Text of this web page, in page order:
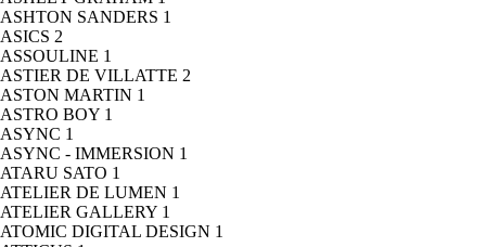
ASHTON SANDERS 1
ASICS 2
ASSOULINE 1
ASTIER DE VILLATTE 2
ASTON MARTIN 1
ASTRO BOY 1
ASYNC 1
ASYNC - IMMERSION 1
ATARU SATO 1
ATELIER DE LUMEN 1
ATELIER GALLERY 1
ATOMIC DIGITAL DESIGN 1